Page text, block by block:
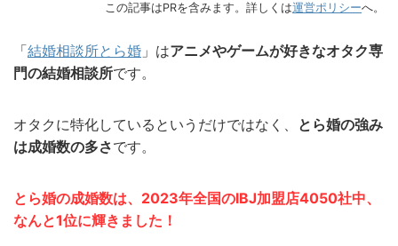
この記事はPRを含みます。詳しくは運営ポリシーへ。
「結婚相談所とら婚 」はアニメやゲームが好きなオタク専
門の結婚相談所です。
オタクに特化しているというだけではなく、 とら婚の強み
は成婚数の多さです。
とら婚の成婚数は、2023年全国のIBJ加盟店4050社中、
なんと1位に輝きました！